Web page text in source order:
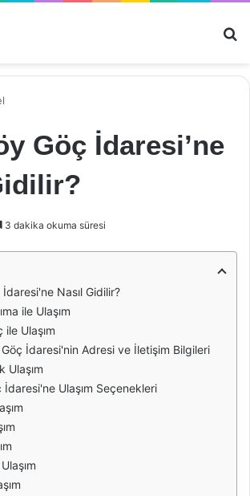
Göç İdaresi’ne
3 dakika okuma süresi
Nasıl Gidilir?
ile Ulaşım
ile Ulaşım
Göç İdaresi'nin Adresi ve İletişim Bilgileri
Ulaşım
İdaresi'ne Ulaşım Seçenekleri